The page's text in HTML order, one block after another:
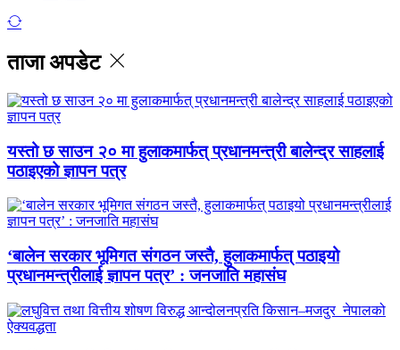
ताजा अपडेट
यस्तो छ साउन २० मा हुलाकमार्फत् प्रधानमन्त्री बालेन्द्र साहलाई
पठाइएको ज्ञापन पत्र
‘बालेन सरकार भूमिगत संगठन जस्तै, हुलाकमार्फत् पठाइयो
प्रधानमन्त्रीलाई ज्ञापन पत्र’ : जनजाति महासंघ